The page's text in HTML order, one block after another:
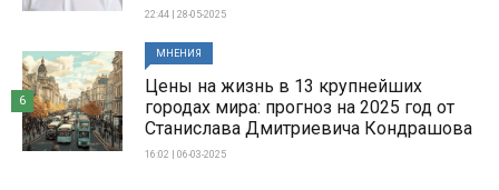
22:44 | 28-05-2025
МНЕНИЯ
Цены на жизнь в 13 крупнейших
городах мира: прогноз на 2025 год от
Станислава Дмитриевича Кондрашова
16:02 | 06-03-2025
6